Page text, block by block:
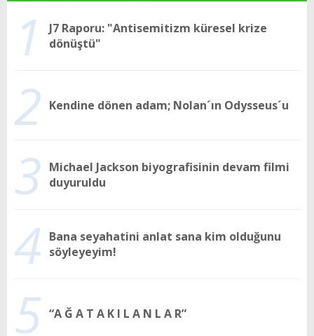
1
J7 Raporu: "Antisemitizm küresel krize
dönüştü"
2 Kendine dönen adam; Nolan´ın Odysseus´u
3 Michael Jackson biyografisinin devam filmi
duyuruldu
4 Bana seyahatini anlat sana kim olduğunu
söyleyeyim!
5 “A Ğ A T A K I L A N L A R”